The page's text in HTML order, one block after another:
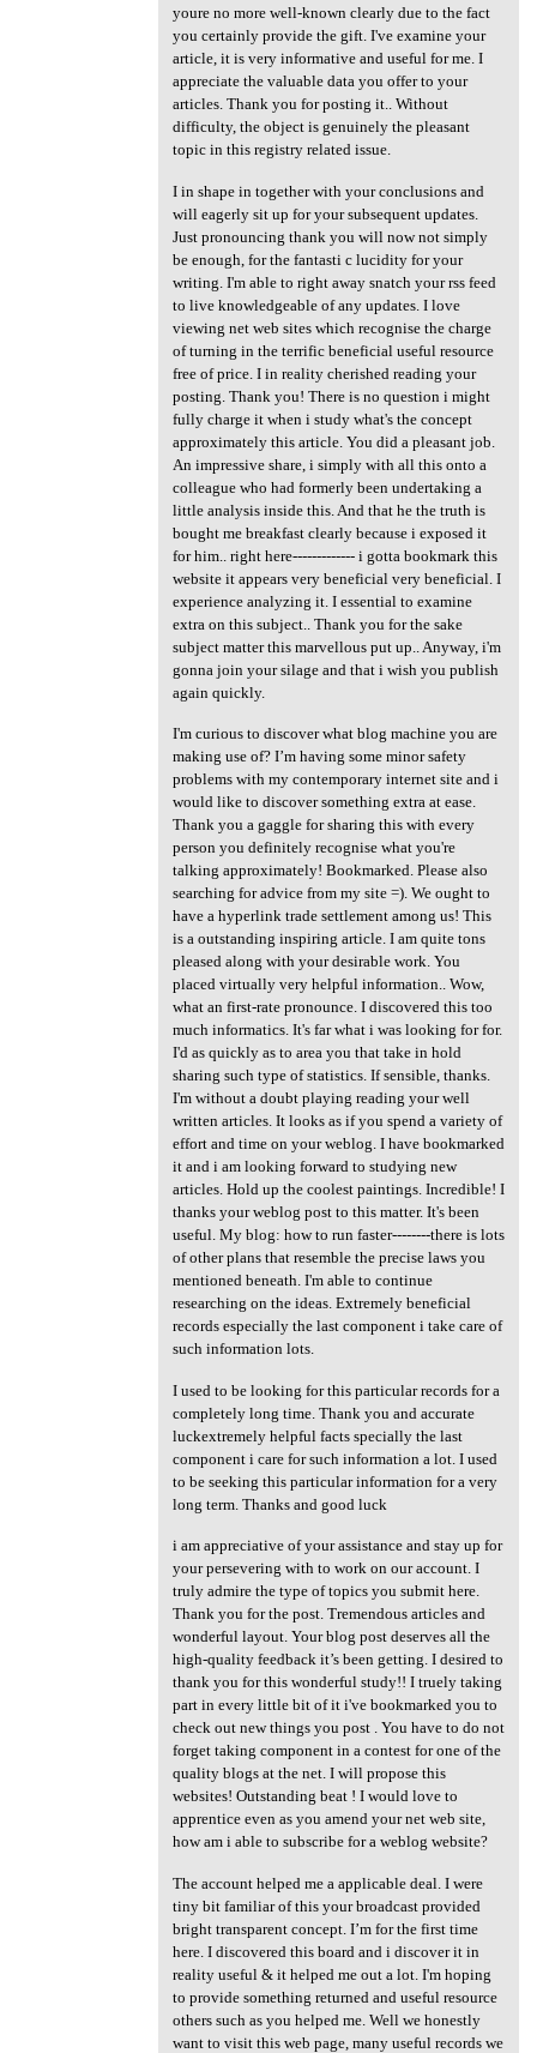
youre no more well-known clearly due to the fact
you certainly provide the gift. I've examine your
article, it is very informative and useful for me. I
appreciate the valuable data you offer to your
articles. Thank you for posting it.. Without
difficulty, the object is genuinely the pleasant
topic in this registry related issue.
I in shape in together with your conclusions and
will eagerly sit up for your subsequent updates.
Just pronouncing thank you will now not simply
be enough, for the fantasti c lucidity for your
writing. I'm able to right away snatch your rss feed
to live knowledgeable of any updates. I love
viewing net web sites which recognise the charge
of turning in the terrific beneficial useful resource
free of price. I in reality cherished reading your
posting. Thank you! There is no question i might
fully charge it when i study what's the concept
approximately this article. You did a pleasant job.
An impressive share, i simply with all this onto a
colleague who had formerly been undertaking a
little analysis inside this. And that he the truth is
bought me breakfast clearly because i exposed it
for him.. right here------------- i gotta bookmark this
website it appears very beneficial very beneficial. I
experience analyzing it. I essential to examine
extra on this subject.. Thank you for the sake
subject matter this marvellous put up.. Anyway, i'm
gonna join your silage and that i wish you publish
again quickly.
I'm curious to discover what blog machine you are
making use of? I’m having some minor safety
problems with my contemporary internet site and i
would like to discover something extra at ease.
Thank you a gaggle for sharing this with every
person you definitely recognise what you're
talking approximately! Bookmarked. Please also
searching for advice from my site =). We ought to
have a hyperlink trade settlement among us! This
is a outstanding inspiring article. I am quite tons
pleased along with your desirable work. You
placed virtually very helpful information.. Wow,
what an first-rate pronounce. I discovered this too
much informatics. It's far what i was looking for for.
I'd as quickly as to area you that take in hold
sharing such type of statistics. If sensible, thanks.
I'm without a doubt playing reading your well
written articles. It looks as if you spend a variety of
effort and time on your weblog. I have bookmarked
it and i am looking forward to studying new
articles. Hold up the coolest paintings. Incredible! I
thanks your weblog post to this matter. It's been
useful. My blog: how to run faster--------there is lots
of other plans that resemble the precise laws you
mentioned beneath. I'm able to continue
researching on the ideas. Extremely beneficial
records especially the last component i take care of
such information lots.
I used to be looking for this particular records for a
completely long time. Thank you and accurate
luckextremely helpful facts specially the last
component i care for such information a lot. I used
to be seeking this particular information for a very
long term. Thanks and good luck
i am appreciative of your assistance and stay up for
your persevering with to work on our account. I
truly admire the type of topics you submit here.
Thank you for the post. Tremendous articles and
wonderful layout. Your blog post deserves all the
high-quality feedback it’s been getting. I desired to
thank you for this wonderful study!! I truely taking
part in every little bit of it i've bookmarked you to
check out new things you post . You have to do not
forget taking component in a contest for one of the
quality blogs at the net. I will propose this
websites! Outstanding beat ! I would love to
apprentice even as you amend your net web site,
how am i able to subscribe for a weblog website?
The account helped me a applicable deal. I were
tiny bit familiar of this your broadcast provided
bright transparent concept. I’m for the first time
here. I discovered this board and i discover it in
reality useful & it helped me out a lot. I'm hoping
to provide something returned and useful resource
others such as you helped me. Well we honestly
want to visit this web page, many useful records we